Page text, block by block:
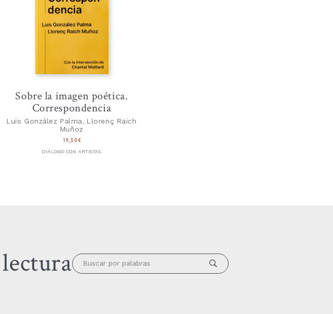
Sobre la imagen poética.
Correspondencia
Luis González Palma, Llorenç Raich
Muñoz
19,50 €
DIÁLOGO CON ARTISTAS